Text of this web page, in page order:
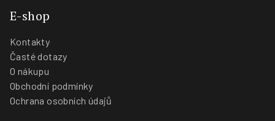
E-shop
Kontakty
Časté dotazy
O nákupu
Obchodní podmínky
Ochrana osobních údajů